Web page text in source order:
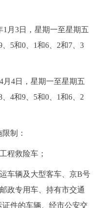
月3日，星期一至星期五
5和0、1和6、2和7、3
4日，星期一至星期五
4和9、5和0、1和6、2
制：
救险车；
辆及大型客车、京B号
政专用车、持有市交通
件的车辆、经市公安交